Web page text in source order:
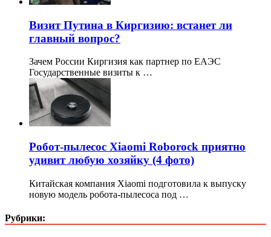
Визит Путина в Киргизию: встанет ли
главный вопрос?
Зачем России Киргизия как партнер по ЕАЭС
Государственные визиты к …
Робот-пылесос Xiaomi Roborock приятно
удивит любую хозяйку (4 фото)
Китайская компания Xiaomi подготовила к выпуску
новую модель робота-пылесоса под …
Рубрики: